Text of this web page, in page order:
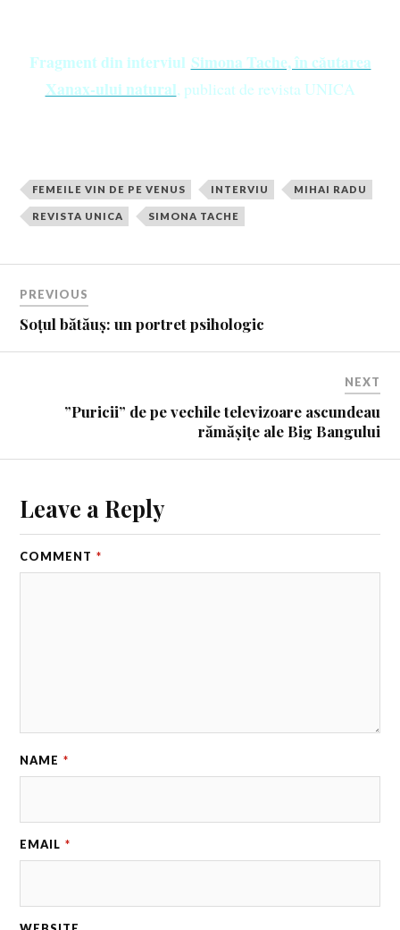
Fragment din interviul Simona Tache, în căutarea
Xanax-ului natural, publicat de revista UNICA
FEMEILE VIN DE PE VENUS INTERVIU MIHAI RADU
REVISTA UNICA SIMONA TACHE
PREVIOUS
Soțul bătăuș: un portret psihologic
NEXT
”Puricii” de pe vechile televizoare ascundeau
rămășițe ale Big Bangului
Leave a Reply
COMMENT *
NAME *
EMAIL *